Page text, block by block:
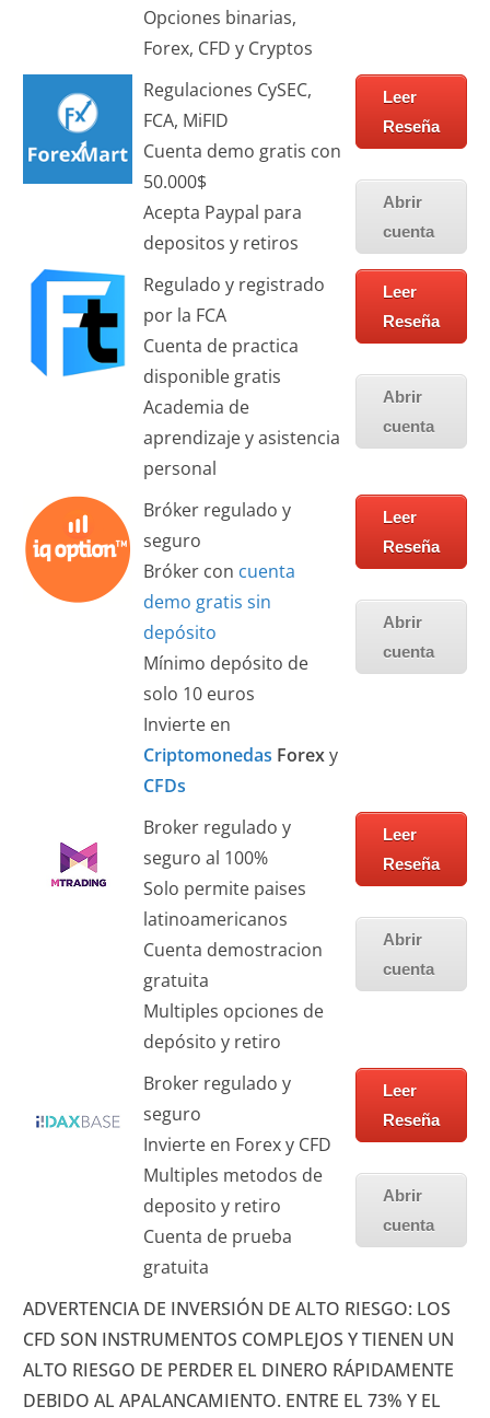
Opciones binarias,
Forex, CFD y Cryptos
Regulaciones CySEC,
FCA, MiFID
Cuenta demo gratis con
50.000$
Acepta Paypal para
depositos y retiros
Leer
Reseña
Abrir
cuenta
Regulado y registrado
por la FCA
Cuenta de practica
disponible gratis
Academia de
aprendizaje y asistencia
personal
Leer
Reseña
Abrir
cuenta
Bróker regulado y
seguro
Bróker con cuenta
demo gratis sin
depósito
Mínimo depósito de
solo 10 euros
Invierte en
Criptomonedas Forexy
CFDs
Leer
Reseña
Abrir
cuenta
Broker regulado y
seguro al 100%
Solo permite paises
latinoamericanos
Cuenta demostracion
gratuita
Multiples opciones de
depósito y retiro
Leer
Reseña
Abrir
cuenta
Broker regulado y
seguro
Invierte en Forex y CFD
Multiples metodos de
deposito y retiro
Cuenta de prueba
gratuita
Leer
Reseña
Abrir
cuenta
ADVERTENCIA DE INVERSIÓN DE ALTO RIESGO: LOS
CFD SON INSTRUMENTOS COMPLEJOS Y TIENEN UN
ALTO RIESGO DE PERDER EL DINERO RÁPIDAMENTE
DEBIDO AL APALANCAMIENTO. ENTRE EL 73% Y EL